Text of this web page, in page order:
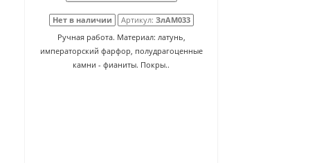
Нет в наличии Артикул: ЗлАМ033
Ручная работа. Материал: латунь,
императорский фарфор, полудрагоценные
камни - фианиты. Покры..